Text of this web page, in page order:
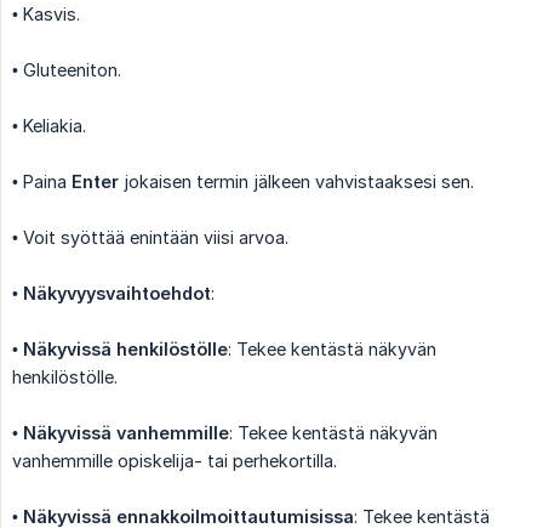
• Kasvis.
• Gluteeniton.
• Keliakia.
• Paina Enter jokaisen termin jälkeen vahvistaaksesi sen.
• Voit syöttää enintään viisi arvoa.
• Näkyvyysvaihtoehdot:
• Näkyvissä henkilöstölle: Tekee kentästä näkyvän
henkilöstölle.
• Näkyvissä vanhemmille: Tekee kentästä näkyvän
vanhemmille opiskelija- tai perhekortilla.
• Näkyvissä ennakkoilmoittautumisissa: Tekee kentästä